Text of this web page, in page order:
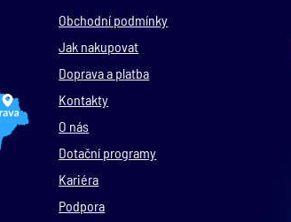
Obchodní podmínky
Jak nakupovat
Doprava a platba
Kontakty
O nás
Dotační programy
Kariéra
Podpora